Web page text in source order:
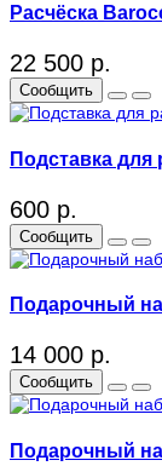
Расчёска
22 500 р.
Сообщить
Подставка для
600 р.
Сообщить
Подарочный
14 000 р.
Сообщить
Подарочный